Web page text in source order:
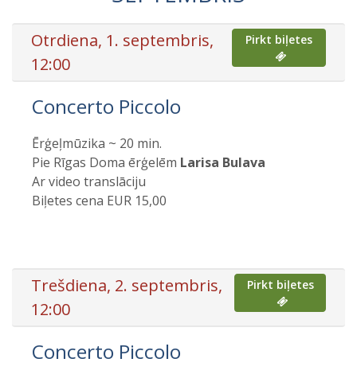
Otrdiena, 1. septembris,
12:00
Pirkt biļetes
Concerto Piccolo
Ērģeļmūzika ~ 20 min.
Pie Rīgas Doma ērģelēm Larisa Bulava
Ar video translāciju
Biļetes cena EUR 15,00
Trešdiena, 2. septembris,
12:00
Pirkt biļetes
Concerto Piccolo